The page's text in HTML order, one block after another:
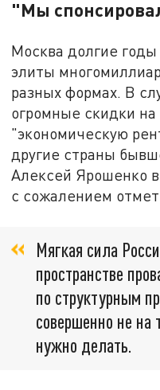
"Мы
Москва долгие
элиты
разных формах. В
огромные скидки
"экономическую
другие страны
Алексей Ярошенко в
с сожалением
Мягкая сила
пространстве
по структурным
совершенно не на
нужно делать.